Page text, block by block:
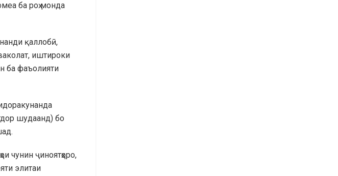
ба роҳ монда
қаллобӣ,
иштироки
ба фаъолияти
шудаанд) бо
чунин ҷиноятҳоро,
элитаи